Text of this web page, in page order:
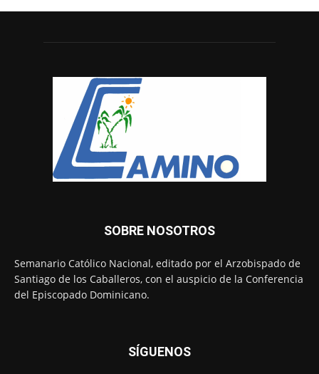
SOBRE NOSOTROS
Semanario Católico Nacional, editado por el Arzobispado de
Santiago de los Caballeros, con el auspicio de la Conferencia
del Episcopado Dominicano.
SÍGUENOS